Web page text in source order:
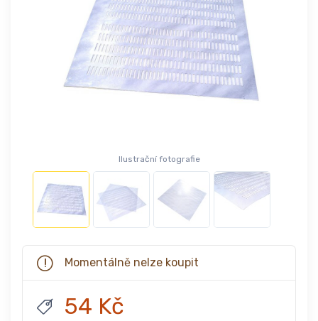
Ilustrační fotografie
Momentálně nelze koupit
54 Kč